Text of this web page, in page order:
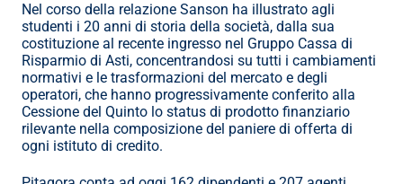
Nel corso della relazione Sanson ha illustrato agli
studenti i 20 anni di storia della società, dalla sua
costituzione al recente ingresso nel Gruppo Cassa di
Risparmio di Asti, concentrandosi su tutti i cambiamenti
normativi e le trasformazioni del mercato e degli
operatori, che hanno progressivamente conferito alla
Cessione del Quinto lo status di prodotto finanziario
rilevante nella composizione del paniere di offerta di
ogni istituto di credito.